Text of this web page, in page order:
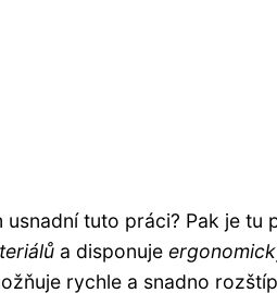
tuto práci? Pak je tu
a disponuje
rychle a snadno